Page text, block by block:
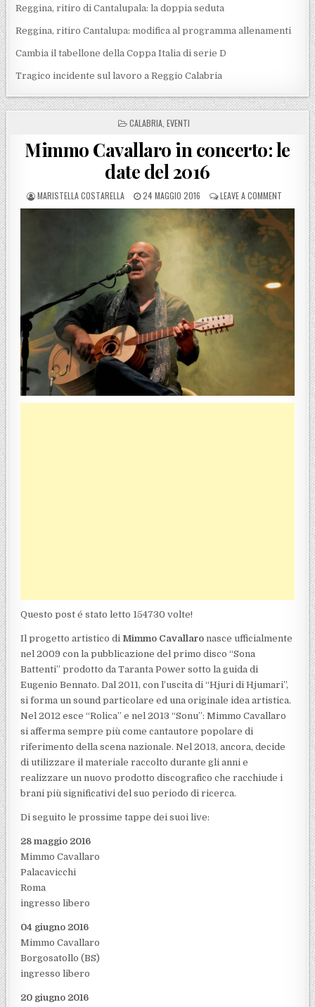
Reggina, ritiro di Cantalupala: la doppia seduta
Reggina, ritiro Cantalupa: modifica al programma allenamenti
Cambia il tabellone della Coppa Italia di serie D
Tragico incidente sul lavoro a Reggio Calabria
POSTED IN
CALABRIA EVENTI
Mimmo Cavallaro in concerto: le
date del 2016
POSTED BY
MARISTELLA COSTARELLA POSTED ON
24 MAGGIO 2016 LEAVE A COMMENTON
Questo post é stato letto 154730 volte!
Il progetto artistico di Mimmo Cavallaro nasce ufficialmente
nel 2009 con la pubblicazione del primo disco “Sona
Battenti” prodotto da Taranta Power sotto la guida di
Eugenio Bennato. Dal 2011, con l’uscita di “Hjuri di Hjumari”,
si forma un sound particolare ed una originale idea artistica.
Nel 2012 esce “Rolica” e nel 2013 “Sonu”: Mimmo Cavallaro
si afferma sempre più come cantautore popolare di
riferimento della scena nazionale. Nel 2013, ancora, decide
di utilizzare il materiale raccolto durante gli anni e
realizzare un nuovo prodotto discografico che racchiude i
brani più significativi del suo periodo di ricerca.
Di seguito le prossime tappe dei suoi live:
28 maggio 2016
Mimmo Cavallaro
Palacavicchi
Roma
ingresso libero
04 giugno 2016
Mimmo Cavallaro
Borgosatollo (BS)
ingresso libero
20 giugno 2016